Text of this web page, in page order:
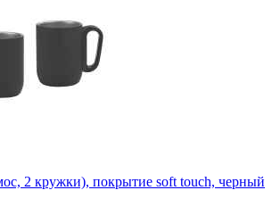
2 кружки), покрытие soft touch, черный